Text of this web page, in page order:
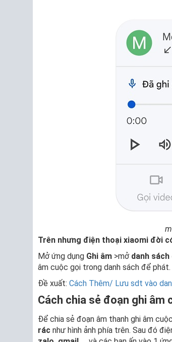
Trên nhưng điện thoại xiaomi đời
Mở ứng dụng Ghi âm >mở danh sách
âm cuộc gọi trong danh sách để phát.
Đề xuất: Cách Thêm/ Lưu sdt vào
Cách chia sẻ đoạn ghi âm
Để chia sẻ đoạn âm thanh ghi âm
rác như hình ảnh phía trên. Sau đó